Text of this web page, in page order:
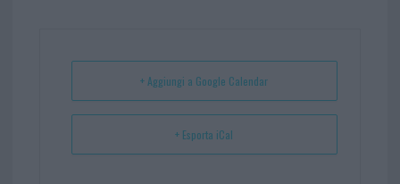
t p
+ Aggiungi a Google Calendar
+ Esporta iCal